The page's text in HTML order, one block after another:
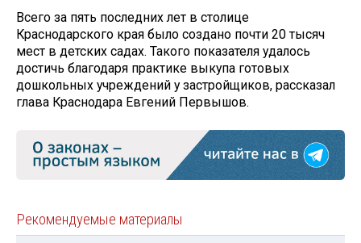
Всего за пять последних лет в столице
Краснодарского края было создано почти 20 тысяч
мест в детских садах. Такого показателя удалось
достичь благодаря практике выкупа готовых
дошкольных учреждений у застройщиков, рассказал
глава Краснодара Евгений Первышов.
Рекомендуемые материалы